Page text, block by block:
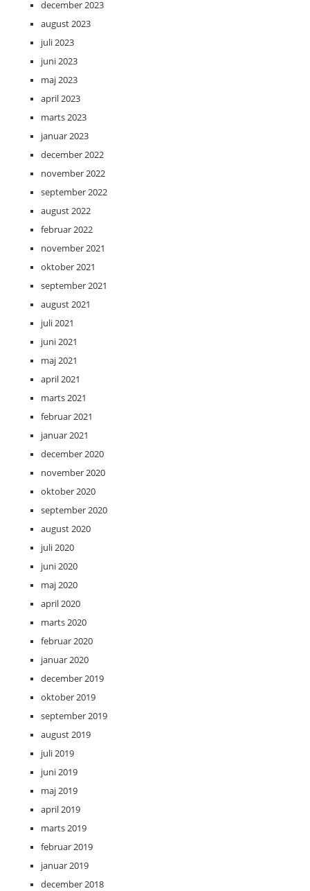
december 2023
august 2023
juli 2023
juni 2023
maj 2023
april 2023
marts 2023
januar 2023
december 2022
november 2022
september 2022
august 2022
februar 2022
november 2021
oktober 2021
september 2021
august 2021
juli 2021
juni 2021
maj 2021
april 2021
marts 2021
februar 2021
januar 2021
december 2020
november 2020
oktober 2020
september 2020
august 2020
juli 2020
juni 2020
maj 2020
april 2020
marts 2020
februar 2020
januar 2020
december 2019
oktober 2019
september 2019
august 2019
juli 2019
juni 2019
maj 2019
april 2019
marts 2019
februar 2019
januar 2019
december 2018